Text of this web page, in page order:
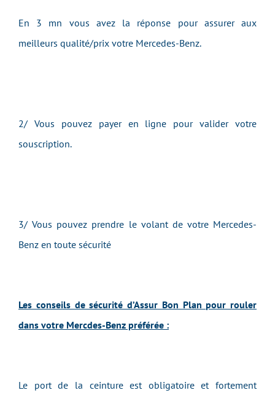
En 3 mn vous avez la réponse pour assurer aux
meilleurs qualité/prix votre Mercedes-Benz.
2/ Vous pouvez payer en ligne pour valider votre
souscription.
3/ Vous pouvez prendre le volant de votre Mercedes-
Benz en toute sécurité
Les conseils de sécurité d’Assur Bon Plan pour rouler
dans votre Mercdes-Benz préférée :
Le port de la ceinture est obligatoire et fortement